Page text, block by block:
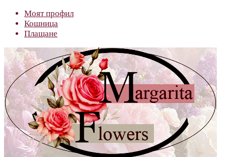
Моят профил
Кошница
Плащане